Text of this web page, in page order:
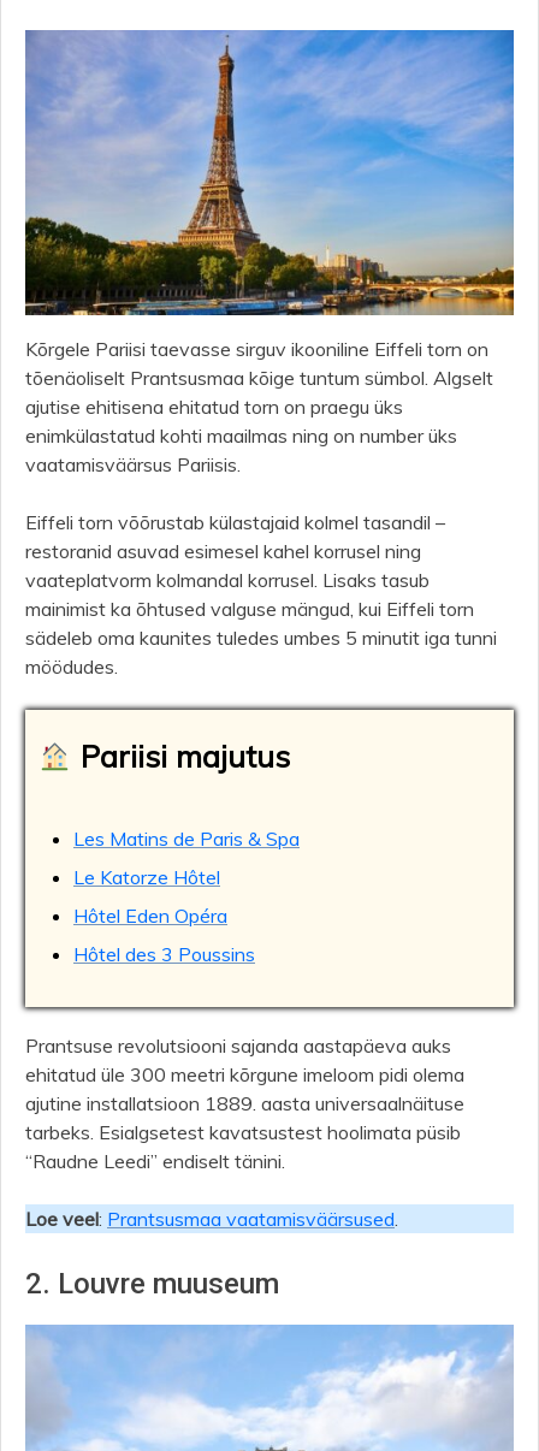
Kõrgele Pariisi taevasse sirguv ikooniline Eiffeli torn on
tõenäoliselt Prantsusmaa kõige tuntum sümbol. Algselt
ajutise ehitisena ehitatud torn on praegu üks
enimkülastatud kohti maailmas ning on number üks
vaatamisväärsus Pariisis.
Eiffeli torn võõrustab külastajaid kolmel tasandil –
restoranid asuvad esimesel kahel korrusel ning
vaateplatvorm kolmandal korrusel. Lisaks tasub
mainimist ka õhtused valguse mängud, kui Eiffeli torn
sädeleb oma kaunites tuledes umbes 5 minutit iga tunni
möödudes.
Pariisi majutus
Les Matins de Paris & Spa
Le Katorze Hôtel
Hôtel Eden Opéra
Hôtel des 3 Poussins
Prantsuse revolutsiooni sajanda aastapäeva auks
ehitatud üle 300 meetri kõrgune imeloom pidi olema
ajutine installatsioon 1889. aasta universaalnäituse
tarbeks. Esialgsetest kavatsustest hoolimata püsib
“Raudne Leedi” endiselt tänini.
Loe veel: Prantsusmaa vaatamisväärsused
2. Louvre muuseum